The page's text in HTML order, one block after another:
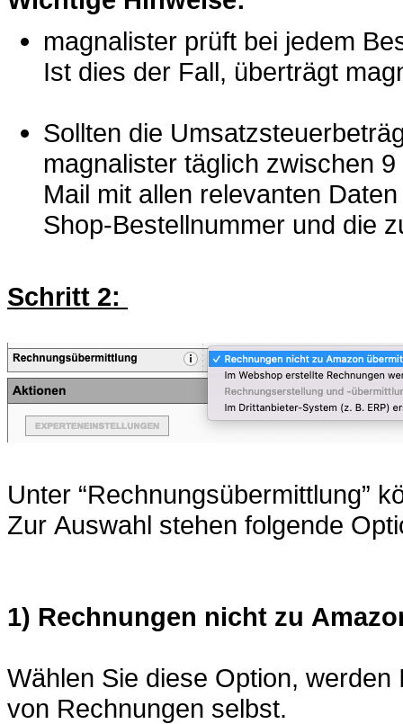
magnalister prüft bei jedem
Ist dies der Fall, überträgt
Sollten die
magnalister täglich zwischen
Mail mit allen relevanten
Shop-Bestellnummer und die
Schritt 2:
Unter “Rechnungsübermittlung”
Zur Auswahl stehen folgende
1) Rechnungen nicht zu
Wählen Sie diese Option,
von Rechnungen selbst.